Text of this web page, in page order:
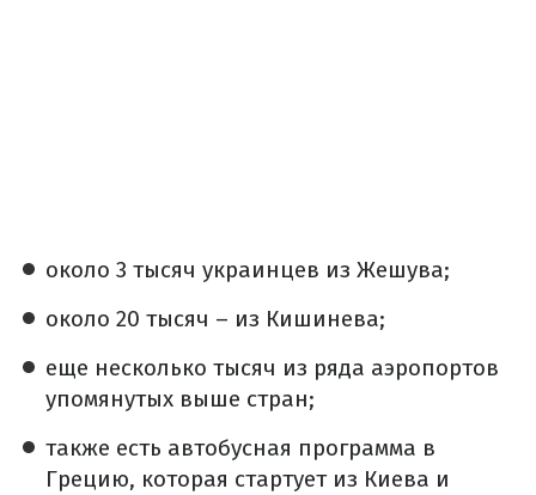
около 3 тысяч украинцев из Жешува;
около 20 тысяч – из Кишинева;
еще несколько тысяч из ряда аэропортов
упомянутых выше стран;
также есть автобусная программа в
Грецию, которая стартует из Киева и